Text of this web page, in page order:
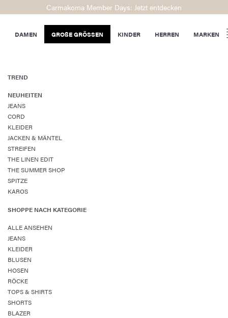
Carmakoma Member Days: Jetzt entdecken
DAMEN GROßE GRÖSSEN KINDER HERREN MARKEN
TREND
NEUHEITEN
JEANS
CORD
KLEIDER
JACKEN & MÄNTEL
STREIFEN
THE LINEN EDIT
THE SUMMER SHOP
SPITZE
KAROS
SHOPPE NACH KATEGORIE
ALLE ANSEHEN
JEANS
KLEIDER
BLUSEN
HOSEN
RÖCKE
TOPS & SHIRTS
SHORTS
BLAZER